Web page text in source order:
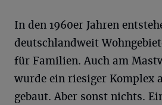
In den 1960er Jahren
deutschlandweit
für Familien. Auch am
wurde ein riesiger Komplex
gebaut. Aber sonst nichts.